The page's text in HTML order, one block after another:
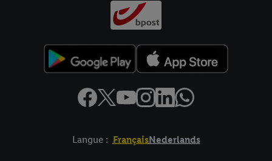
Langue : FrançaisNederlands